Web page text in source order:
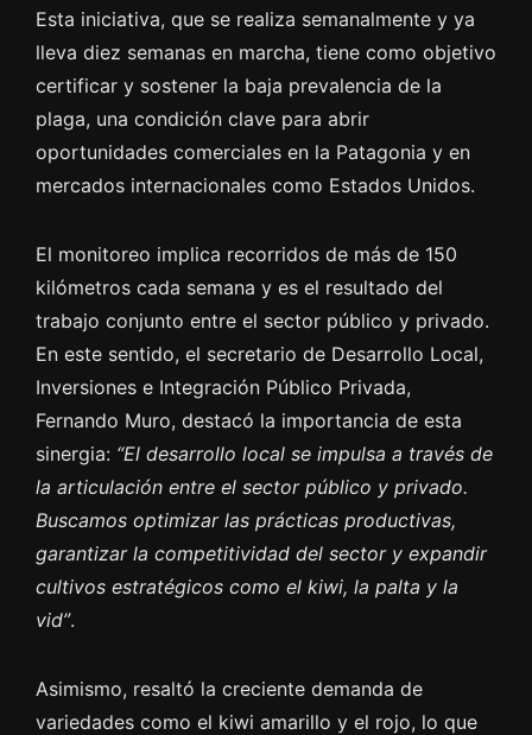
Esta iniciativa, que se realiza semanalmente y ya
lleva diez semanas en marcha, tiene como objetivo
certificar y sostener la baja prevalencia de la
plaga, una condición clave para abrir
oportunidades comerciales en la Patagonia y en
mercados internacionales como Estados Unidos.
El monitoreo implica recorridos de más de 150
kilómetros cada semana y es el resultado del
trabajo conjunto entre el sector público y privado.
En este sentido, el secretario de Desarrollo Local,
Inversiones e Integración Público Privada,
Fernando Muro, destacó la importancia de esta
sinergia: “El desarrollo local se impulsa a través de
la articulación entre el sector público y privado.
Buscamos optimizar las prácticas productivas,
garantizar la competitividad del sector y expandir
cultivos estratégicos como el kiwi, la palta y la
vid”.
Asimismo, resaltó la creciente demanda de
variedades como el kiwi amarillo y el rojo, lo que